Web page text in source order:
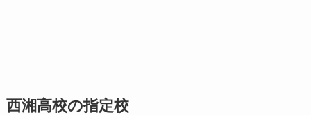
西湘高校の指定校